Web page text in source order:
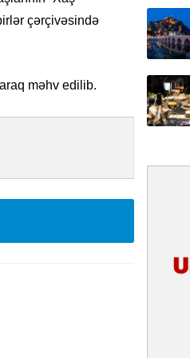
çərçivəsində
məhv edilib.
İlin ilk
çox
Yeni